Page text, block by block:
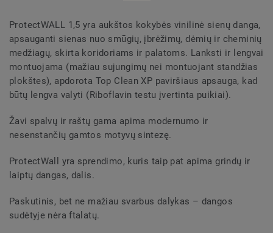
ProtectWALL 1,5 yra aukštos kokybės vinilinė sienų danga,
apsauganti sienas nuo smūgių, įbrėžimų, dėmių ir cheminių
medžiagų, skirta koridoriams ir palatoms. Lanksti ir lengvai
montuojama (mažiau sujungimų nei montuojant standžias
plokštes), apdorota Top Clean XP paviršiaus apsauga, kad
būtų lengva valyti (Riboflavin testu įvertinta puikiai).
Žavi spalvų ir raštų gama apima modernumo ir
nesenstančių gamtos motyvų sintezę.
ProtectWall yra sprendimo, kuris taip pat apima grindų ir
laiptų dangas, dalis.
Paskutinis, bet ne mažiau svarbus dalykas – dangos
sudėtyje nėra ftalatų.